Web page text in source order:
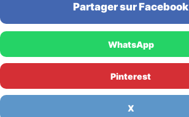
Partager sur Facebook
WhatsApp
Pinterest
X